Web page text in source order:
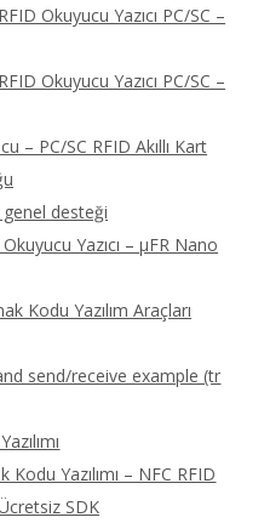
Okuyucu Yazıcı PC/SC –
Okuyucu Yazıcı PC/SC –
– PC/SC RFID Akıllı Kart
genel desteği
Yazıcı – μFR Nano
Kodu Yazılım Araçları
send/receive example (tr
Kodu Yazılımı – NFC RFID
SDK